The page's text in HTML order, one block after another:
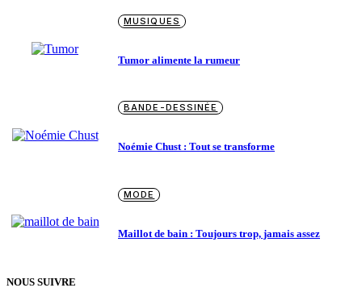
MUSIQUES
Tumor alimente la rumeur
BANDE-DESSINÉE
Noémie Chust : Tout se transforme
MODE
Maillot de bain : Toujours trop, jamais assez
NOUS SUIVRE